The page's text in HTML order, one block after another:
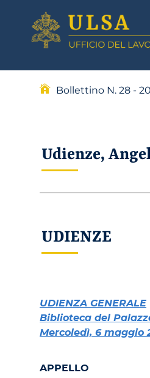
Bollettino N. 28 -
Udienze,
UDIENZE
UDIENZA GENERALE
Biblioteca del
Mercoledì, 6 maggio
APPELLO